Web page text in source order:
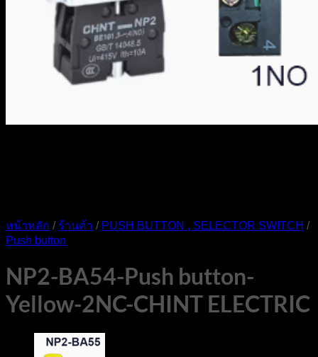
หน้าหลัก / ร้านค้า / PUSH BUTTON , SELECTOR SWITCH /
Push button
NP2-BA54-Push button-
Yellow-2NC-CHINT ELECTRIC